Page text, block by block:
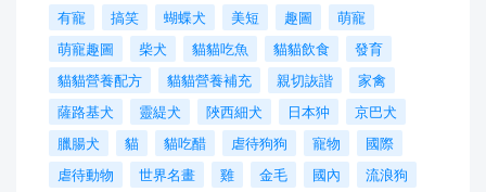
有寵
搞笑 蝴蝶犬 美短 趣圖
萌寵
萌寵趣圖
柴犬 貓貓吃魚 貓貓飲食
發育
貓貓營養配方
貓貓營養補充 親切詼諧
家禽
薩路基犬
靈緹犬 陜西細犬 日本狆
京巴犬
臘腸犬
貓 貓吃醋 虐待狗狗 寵物
國際
虐待動物
世界名畫 雞 金毛 國內
流浪狗